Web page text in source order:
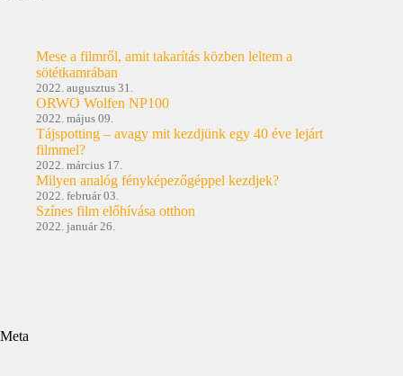
Mese a filmről, amit takarítás közben leltem a
sötétkamrában
2022. augusztus 31.
ORWO Wolfen NP100
2022. május 09.
Tájspotting – avagy mit kezdjünk egy 40 éve lejárt
filmmel?
2022. március 17.
Milyen analóg fényképezőgéppel kezdjek?
2022. február 03.
Színes film előhívása otthon
2022. január 26.
Meta